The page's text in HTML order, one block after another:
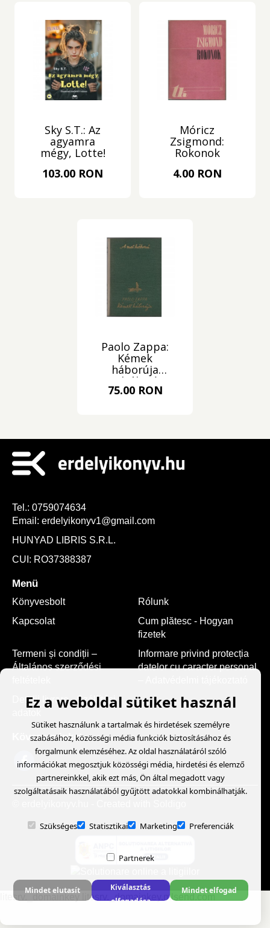
Sky S.T.: Az
agyamra
mégy, Lotte!
103.00 RON
Móricz
Zsigmond:
Rokonok
4.00 RON
Paolo Zappa:
Kémek
háborúja
(Tiltólistás
kötet)
75.00 RON
Tel.: 0759074634
Email: erdelyikonyv1@gmail.com
HUNYAD LIBRIS S.R.L.
CUI: RO37388387
Menü
Könyvesbolt
Rólunk
Kapcsolat
Cum plătesc - Hogyan
fizetek
Termeni și condiții –
Általános szerződési
Informare privind protecția
datelor cu caracter personal
Detalii livrare - Szállítási
Kövess minket
litesrv._domainkey litesrv._domainkey.mlsend.com
Ez a weboldal sütiket használ
Sütiket használunk a tartalmak és hirdetések személyre
szabásához, közösségi média funkciók biztosításához és
forgalmunk elemzéséhez. Az oldal használatáról szóló
információkat megosztjuk közösségi média, hirdetési és elemző
partnereinkkel, akik ezt más, Ön által megadott vagy
szolgáltatásaik használatából gyűjtött adatokkal kombinálhatják.
Szükséges Statisztikai Marketing Preferenciák
Partnerek
Mindet elutasít
Kiválasztás
elfogadása
Mindet elfogad